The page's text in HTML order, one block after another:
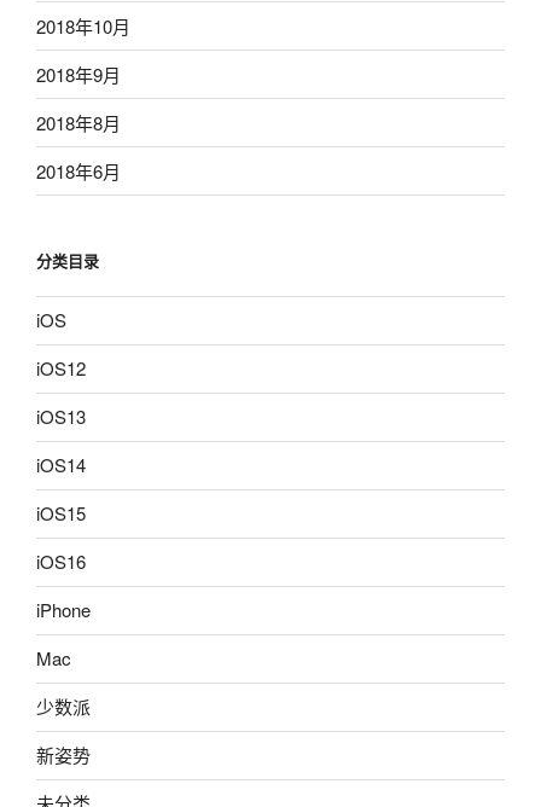
2018年10月
2018年9月
2018年8月
2018年6月
分类目录
iOS
iOS12
iOS13
iOS14
iOS15
iOS16
iPhone
Mac
少数派
新姿势